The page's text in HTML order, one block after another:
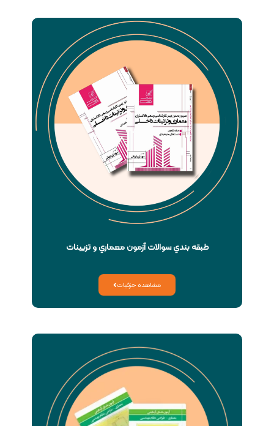
طبقه بندي سوالات آزمون معماري و تزيينات
مشاهده جزئیات